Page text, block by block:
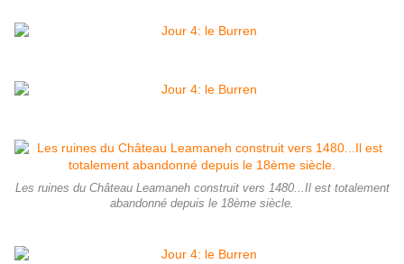
Les ruines du Château Leamaneh construit vers 1480...Il est totalement
abandonné depuis le 18ème siècle.